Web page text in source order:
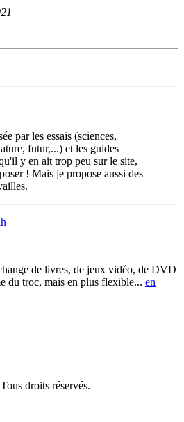
par les essais (sciences,
futur,...) et les guides
y en ait trop peu sur le site,
! Mais je propose aussi des
de livres, de jeux vidéo, de DVD
du troc, mais en plus flexible... en
droits réservés.